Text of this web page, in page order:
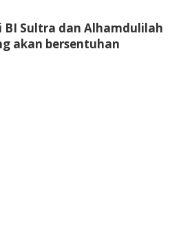
Sultra dan Alhamdulilah
akan bersentuhan